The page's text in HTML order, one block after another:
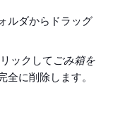
ルダからドラッグ
ックして ごみ箱を
に削除します。